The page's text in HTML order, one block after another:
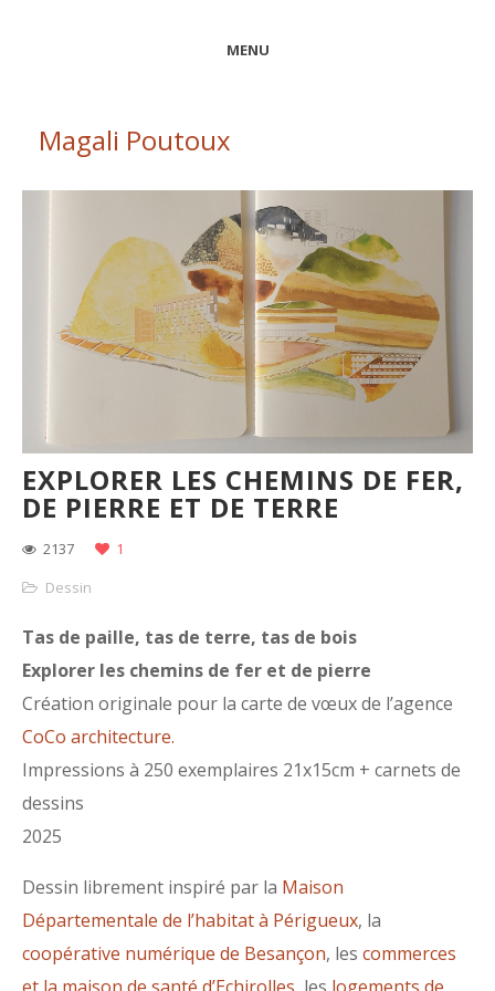
MENU
Magali Poutoux
EXPLORER LES CHEMINS DE FER,
DE PIERRE ET DE TERRE
2137
1
Dessin
Tas de paille, tas de terre, tas de bois
Explorer les chemins de fer et de pierre
Création originale pour la carte de vœux de l’agence
CoCo architecture.
Impressions à 250 exemplaires 21x15cm + carnets de
dessins
2025
Dessin librement inspiré par la Maison
Départementale de l’habitat à Périgueux, la
coopérative numérique de Besançon, les commerces